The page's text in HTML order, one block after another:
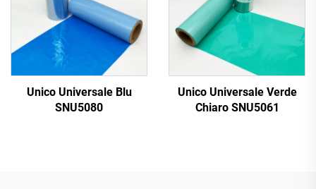
Unico Universale Blu
SNU5080
Unico Universale Verde
Chiaro SNU5061